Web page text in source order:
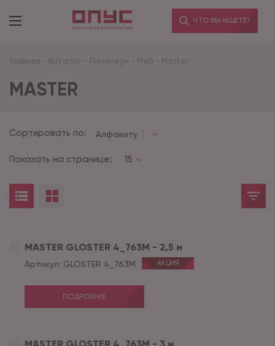
ЧТО ВЫ ИЩЕТЕ?
Главная - Каталог - Линолеум - Profi - Master
MASTER
Сортировать по: Алфавиту
Показать на странице: 15
MASTER GLOSTER 4_763M - 2,5 м
Артикул: GLOSTER 4_763M АКЦИЯ
ПОДРОБНЕЕ